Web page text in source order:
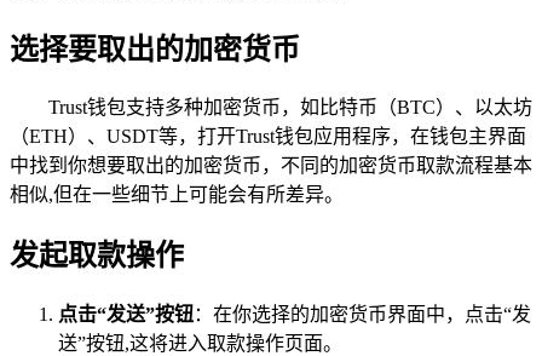
选择要取出的加密货币
Trust钱包支持多种加密货币，如比特币（BTC）、以太坊
（ETH）、USDT等，打开Trust钱包应用程序，在钱包主界面
中找到你想要取出的加密货币，不同的加密货币取款流程基本
相似,但在一些细节上可能会有所差异。
发起取款操作
点击“发送”按钮：在你选择的加密货币界面中，点击“发
送”按钮,这将进入取款操作页面。